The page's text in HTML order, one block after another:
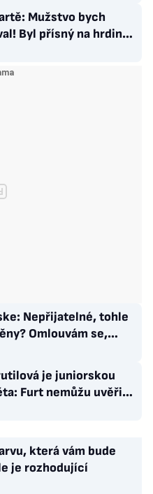
Mužstvo bych
Byl přísný na hrdinu
Nepřijatelné, tohle
Omlouvám se,
je juniorskou
Furt nemůžu uvěřit,
která vám bude
je rozhodující